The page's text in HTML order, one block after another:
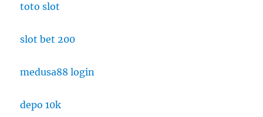
toto slot
slot bet 200
medusa88 login
depo 10k